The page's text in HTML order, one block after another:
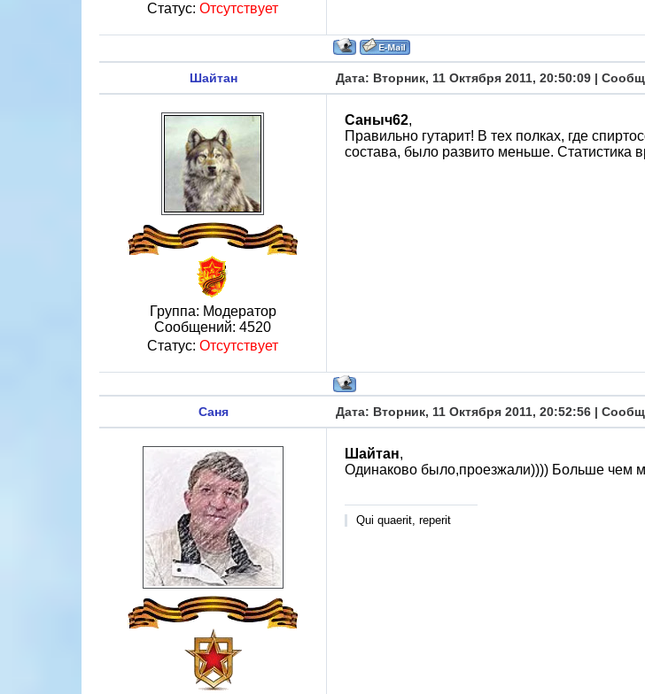
Статус: Отсутствует
Шайтан Дата: Вторник, 11 Октября 2011, 20:50:09 |
Группа: Модератор
Сообщений: 4520
Статус: Отсутствует
Саныч62,
Правильно гутарит! В тех полках, где
состава, было развито меньше. Статистика
Саня Дата: Вторник, 11 Октября 2011, 20:52:56 |
Шайтан,
Одинаково было,проезжали)))) Больше чем
Qui quaerit, reperit